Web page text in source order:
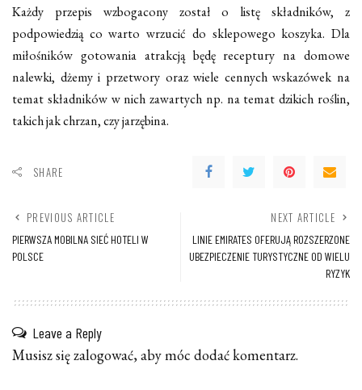
Każdy przepis wzbogacony został o listę składników, z
podpowiedzią co warto wrzucić do sklepowego koszyka. Dla
miłośników gotowania atrakcją będę receptury na domowe
nalewki, dżemy i przetwory oraz wiele cennych wskazówek na
temat składników w nich zawartych np. na temat dzikich roślin,
takich jak chrzan, czy jarzębina.
SHARE
PREVIOUS ARTICLE
PIERWSZA MOBILNA SIEĆ HOTELI W
POLSCE
NEXT ARTICLE
LINIE EMIRATES OFERUJĄ ROZSZERZONE
UBEZPIECZENIE TURYSTYCZNE OD WIELU
RYZYK
Leave a Reply
Musisz sięzalogować, aby móc dodać komentarz.